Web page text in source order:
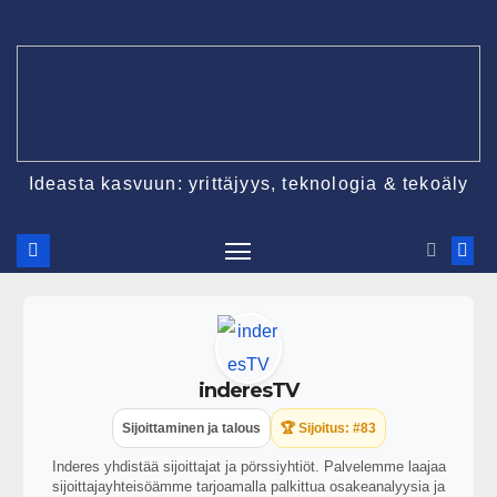
Ideasta kasvuun: yrittäjyys, teknologia & tekoäly
inderesTV
Sijoittaminen ja talous 🏆 Sijoitus: #83
Inderes yhdistää sijoittajat ja pörssiyhtiöt. Palvelemme laajaa
sijoittajayhteisöämme tarjoamalla palkittua osakeanalyysia ja